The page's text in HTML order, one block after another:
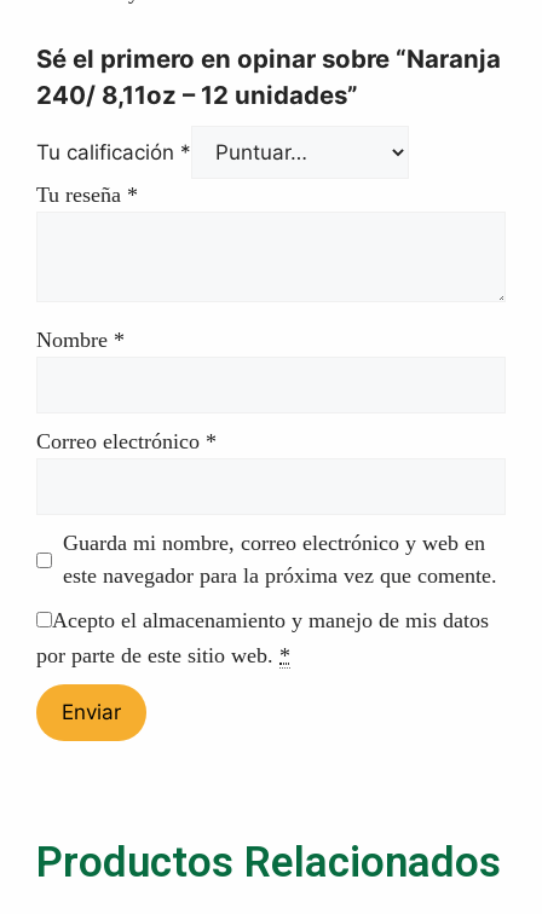
Sé el primero en opinar sobre “Naranja
240/ 8,11oz – 12 unidades”
Tu calificación *
Tu reseña *
Nombre *
Correo electrónico *
Guarda mi nombre, correo electrónico y web en
este navegador para la próxima vez que comente.
Acepto el almacenamiento y manejo de mis datos
por parte de este sitio web. *
Productos Relacionados